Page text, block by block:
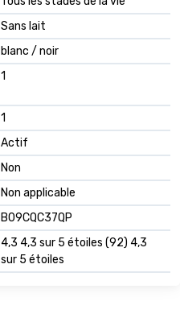
‎Sans lait
‎blanc / noir
‎1
‎1
‎Actif
‎Non
‎Non applicable
B09CQC37QP
4,3 4,3 sur 5 étoiles (92) 4,3
sur 5 étoiles